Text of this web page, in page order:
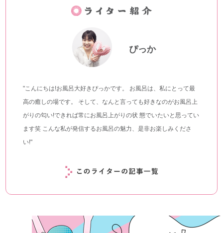
ぴっか
"こんにちは!お風呂大好きぴっかです。 お風呂は、私にとって最
高の癒しの場です。 そして、なんと言っても好きなのがお風呂上
がりの匂い!できれば常にお風呂上がりの状 態でいたいと思ってい
ます笑 こんな私が発信するお風呂の魅力、是非お楽しみくださ
い!"